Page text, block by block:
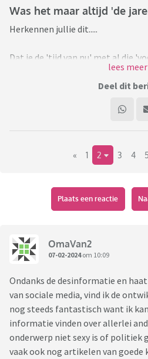
Was het maar altijd 'de
Herkennen jullie dit.....
Dat je de 'tijd van nu' met al die
technologie onder andere' en het
jezelf denkt dat je dit juist
Dat je de tijdsgeest mist van de
jaren 90. De gezelligheid, de
muziek, niet zo gehaast, de tv
buitenspelen,
tijdsgeest van toen
Wat missen jullie uit deze tijd?
Deel dit
« 1 2 3 4
Plaats een reactie
OmaVan2
07-02-2024om 10:09
Ondanks de desinformatie en
van sociale media, vind ik de
nog steeds fantastisch want ik
informatie vinden over allerlei
onderwerp niet sexy is of politiek
vaak ook nog artikelen van goede